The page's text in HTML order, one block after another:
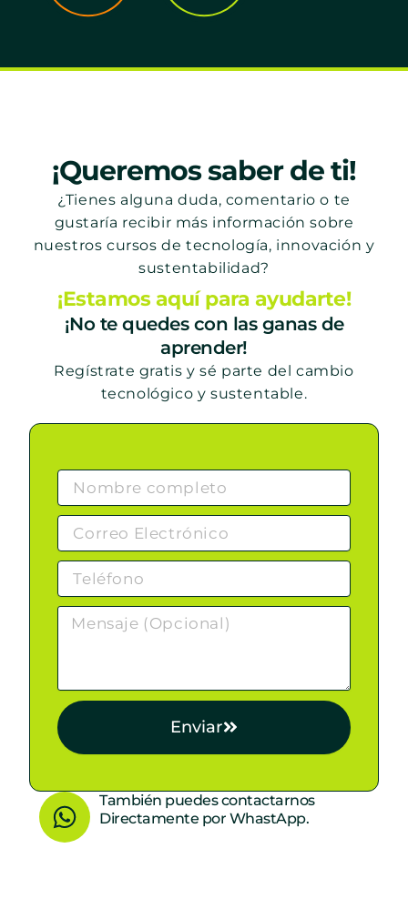
¡Queremos saber de ti!
¿Tienes alguna duda, comentario o te
gustaría recibir más información sobre
nuestros cursos de tecnología, innovación y
sustentabilidad?
¡Estamos aquí para ayudarte!
¡No te quedes con las ganas de
aprender!
Regístrate gratis y sé parte del cambio
tecnológico y sustentable.
Enviar
W
h
También puedes contactarnos
Directamente por WhastApp.